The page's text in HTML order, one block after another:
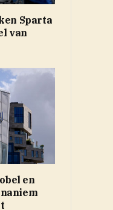
Sparta
van
en